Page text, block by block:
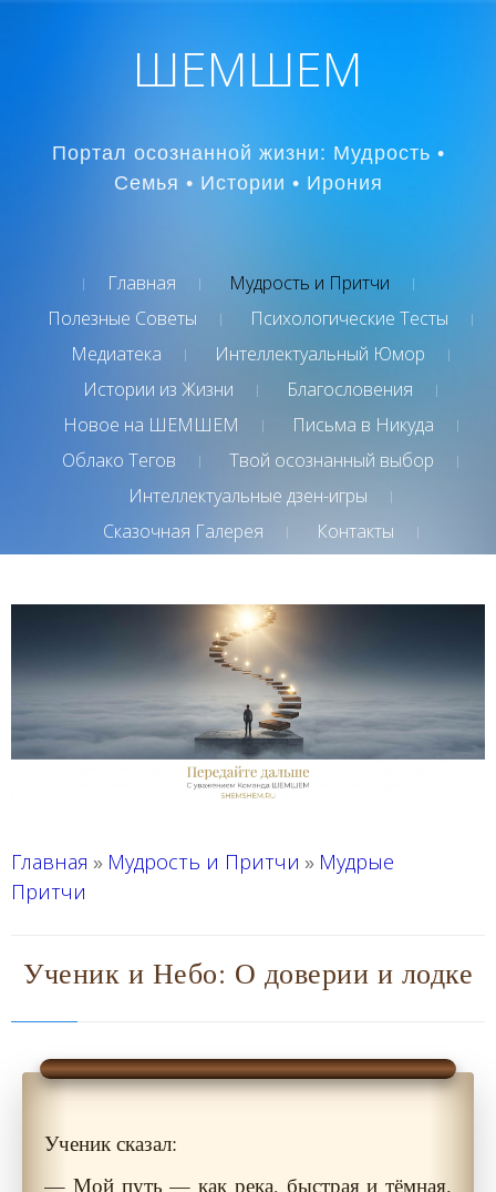
ШЕМШЕМ
Портал осознанной жизни: Мудрость •
Семья • Истории • Ирония
Главная
Мудрость и Притчи
Полезные Советы
Психологические Тесты
Медиатека
Интеллектуальный Юмор
Истории из Жизни
Благословения
Новое на ШЕМШЕМ
Письма в Никуда
Облако Тегов
Твой осознанный выбор
Интеллектуальные дзен-игры
Сказочная Галерея
Контакты
Главная » Мудрость и Притчи » Мудрые
Притчи
Ученик и Небо: О доверии и лодке
Ученик сказал:
— Мой путь — как река, быстрая и тёмная.